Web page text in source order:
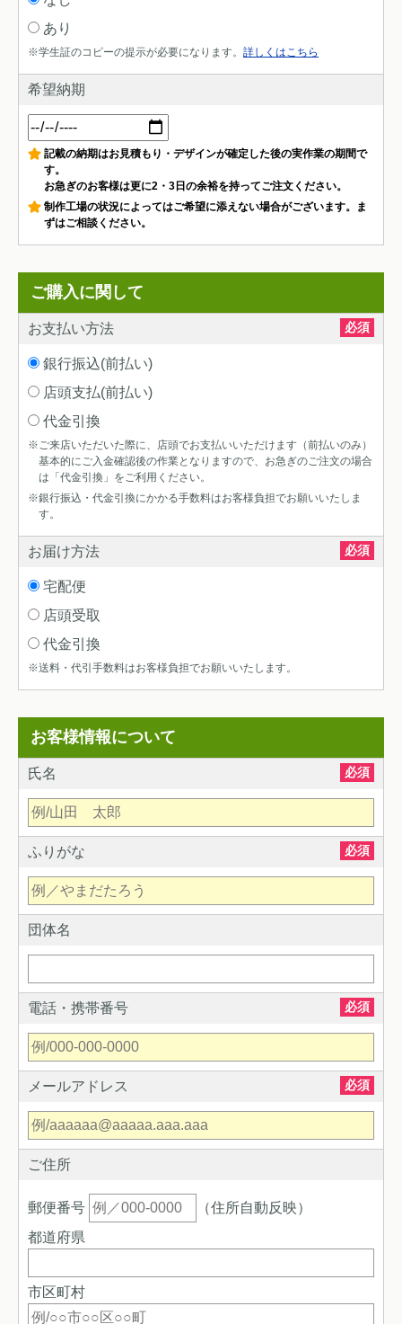
あり
※学生証のコピーの提示が必要になります。 詳しくはこちら
希望納期
記載の納期はお見積もり・デザインが確定した後の実作業の期間で
す。
お急ぎのお客様は更に2・3日の余裕を持ってご注文ください。
制作工場の状況によってはご希望に添えない場合がございます。ま
ずはご相談ください。
ご購入に関して
お支払い方法 必須
銀行振込(前払い)
店頭支払(前払い)
代金引換
※ご来店いただいた際に、店頭でお支払いいただけます（前払いのみ）
基本的にご入金確認後の作業となりますので、お急ぎのご注文の場合
は「代金引換」をご利用ください。
※銀行振込・代金引換にかかる手数料はお客様負担でお願いいたしま
す。
お届け方法 必須
宅配便
店頭受取
代金引換
※送料・代引手数料はお客様負担でお願いいたします。
お客様情報について
氏名 必須
ふりがな 必須
団体名
電話・携帯番号 必須
メールアドレス 必須
ご住所
郵便番号
（住所自動反映）
都道府県
市区町村